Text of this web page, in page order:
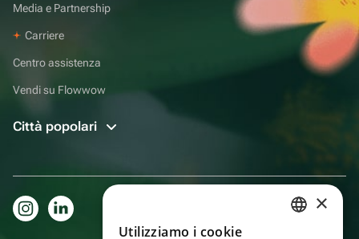
Media e Partnership
Carriere
Centro assistenza
Vendi su Flowwow
Città popolari
×
Utilizziamo i cookie